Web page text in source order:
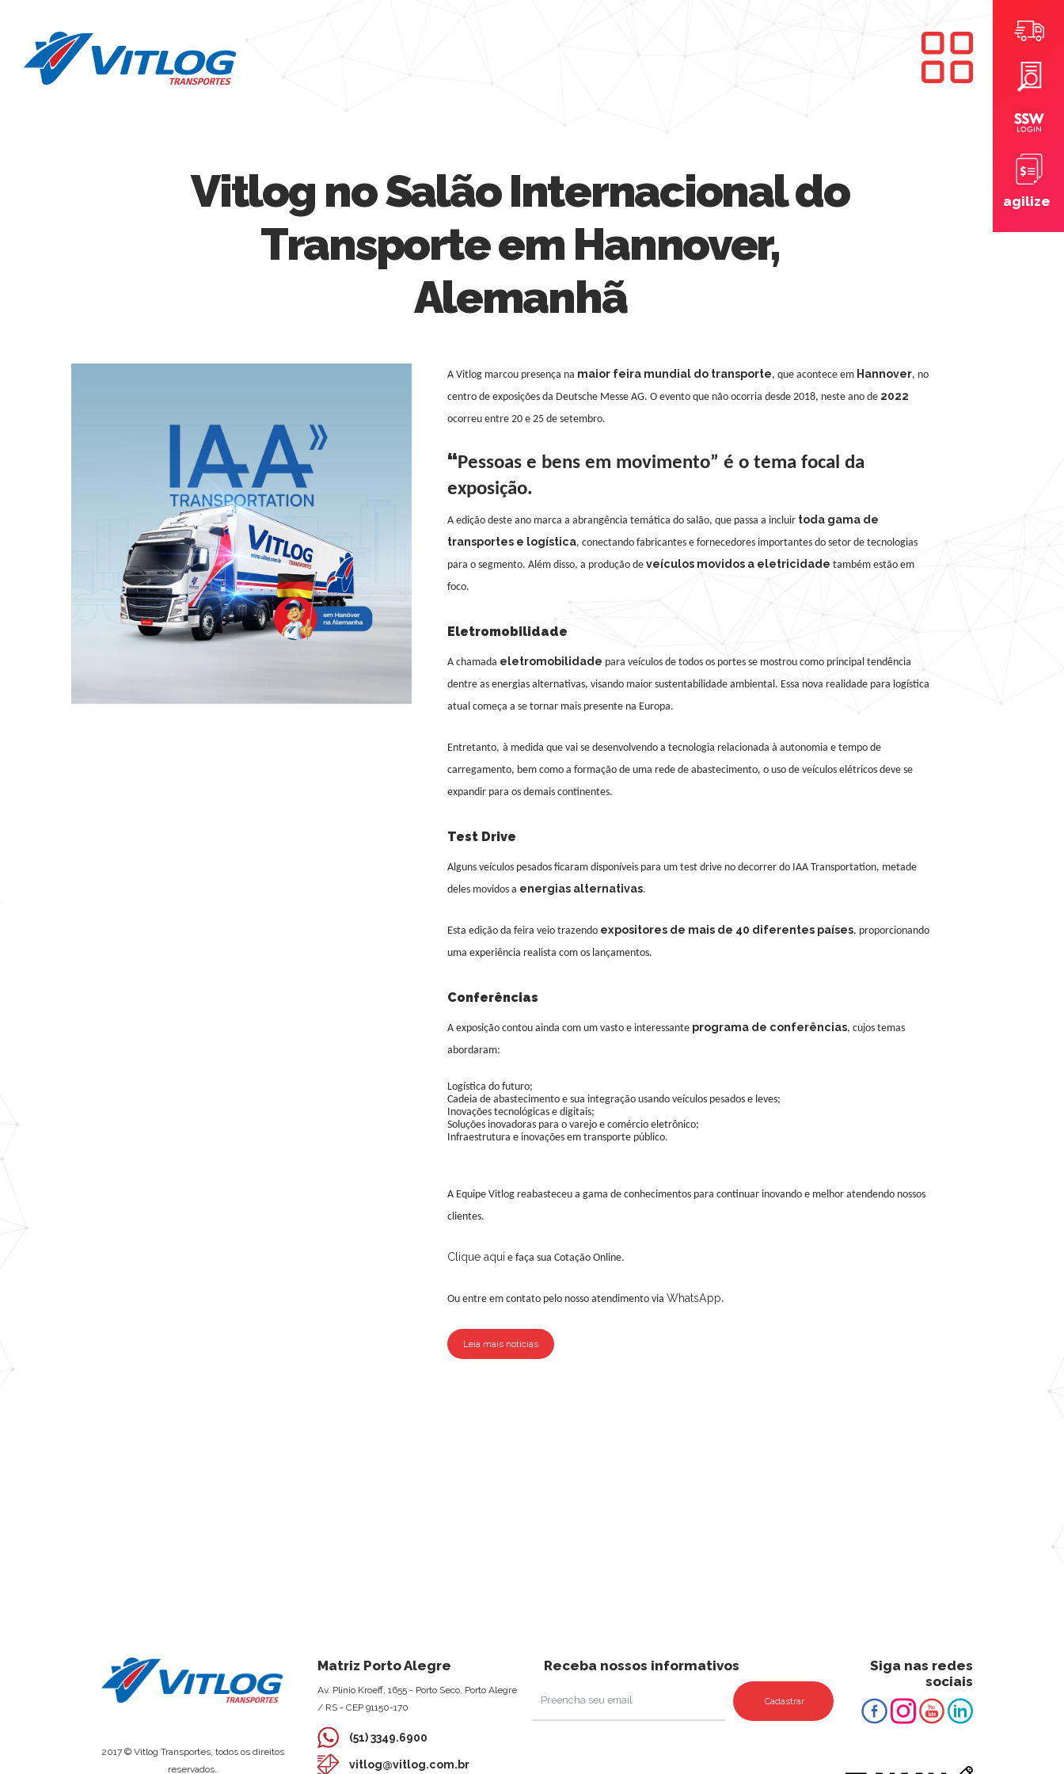
Vitlog no Salão Internacional do
Transporte em Hannover,
Alemanhã
A Vitlog marcou presença na maior feira mundial do transporte, que acontece em Hannover, no
centro de exposições da Deutsche Messe AG. O evento que não ocorria desde 2018, neste ano de 2022
ocorreu entre 20 e 25 de setembro.
“Pessoas e bens em movimento” é o tema focal da
exposição.
A edição deste ano marca a abrangência temática do salão, que passa a incluir toda gama de
transportes e logística, conectando fabricantes e fornecedores importantes do setor de tecnologias
para o segmento. Além disso, a produção de veículos movidos a eletricidade também estão em
foco.
Eletromobilidade
A chamada eletromobilidade para veículos de todos os portes se mostrou como principal tendência
dentre as energias alternativas, visando maior sustentabilidade ambiental. Essa nova realidade para logística
atual começa a se tornar mais presente na Europa.
Entretanto, à medida que vai se desenvolvendo a tecnologia relacionada à autonomia e tempo de
carregamento, bem como a formação de uma rede de abastecimento, o uso de veículos elétricos deve se
expandir para os demais continentes.
Test Drive
Alguns veículos pesados ficaram disponíveis para um test drive no decorrer do IAA Transportation, metade
deles movidos a energias alternativas.
Esta edição da feira veio trazendo expositores de mais de 40 diferentes países, proporcionando
uma experiência realista com os lançamentos.
Conferências
A exposição contou ainda com um vasto e interessante programa de conferências, cujos temas
abordaram:
Logística do futuro;
Cadeia de abastecimento e sua integração usando veículos pesados e leves;
Inovações tecnológicas e digitais;
Soluções inovadoras para o varejo e comércio eletrônico;
Infraestrutura e inovações em transporte público.
A Equipe Vitlog reabasteceu a gama de conhecimentos para continuar inovando e melhor atendendo nossos
clientes.
Clique aqui e faça sua Cotação Online.
Ou entre em contato pelo nosso atendimento via WhatsApp.
Leia mais notícias
2017 © Vitlog Transportes, todos os direitos
reservados.
Matriz Porto Alegre
Av. Plínio Kroeff, 1655 - Porto Seco, Porto Alegre
/ RS - CEP 91150-170
(51) 3349.6900
vitlog@vitlog.com.br
Receba nossos informativos
Cadastrar
Siga nas redes
sociais
agilize